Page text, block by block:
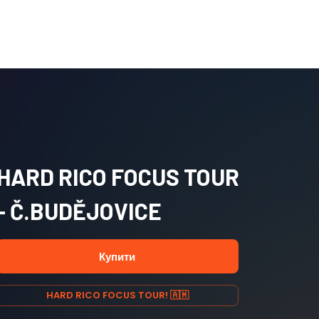
RICO FOCUS TOUR
Č.BUDĚJOVICE
Купити
HARD RICO FOCUS TOUR! 🇦🇲